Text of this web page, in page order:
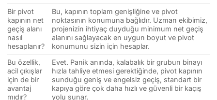
Bir pivot
kapının net
geçiş alanı
nasıl
hesaplanır?
Bu, kapının toplam genişliğine ve pivot
noktasının konumuna bağlıdır. Uzman ekibimiz,
projenizin ihtiyaç duyduğu minimum net geçiş
alanını sağlayacak en uygun boyut ve pivot
konumunu sizin için hesaplar.
Bu özellik,
acil çıkışlar
için de bir
avantaj
mıdır?
Evet. Panik anında, kalabalık bir grubun binayı
hızla tahliye etmesi gerektiğinde, pivot kapının
sunduğu geniş ve engelsiz geçiş, standart bir
kapıya göre çok daha hızlı ve güvenli bir kaçış
yolu sunar.